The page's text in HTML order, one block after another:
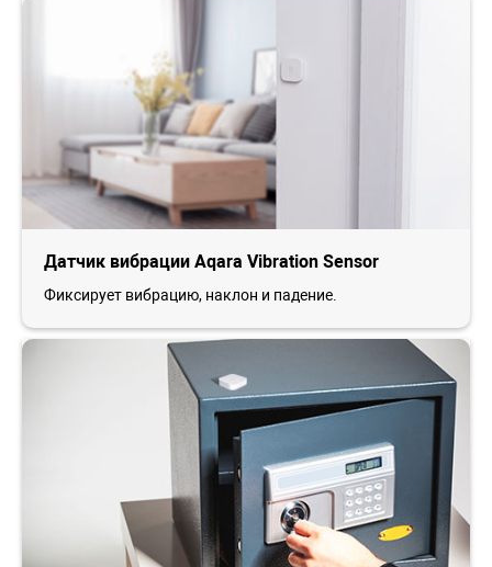
Датчик вибрации Aqara Vibration Sensor
Фиксирует вибрацию, наклон и падение.